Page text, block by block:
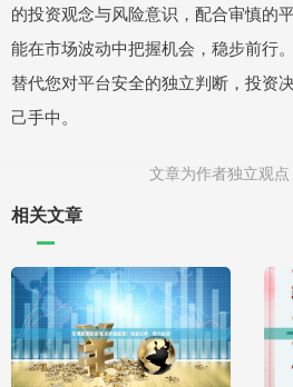
的投资观念与风险意识，配合审慎的
能在市场波动中把握机会，稳步前行
替代您对平台安全的独立判断，投资
己手中。
文章为作者独立观
相关文章